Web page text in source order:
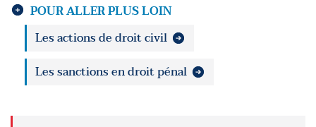
POUR ALLER PLUS LOIN
Les actions de droit civil
Les sanctions en droit pénal